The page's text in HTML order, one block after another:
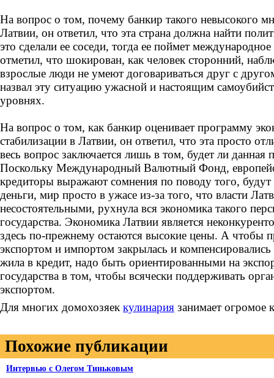
На вопрос о том, почему банкир такого невысокого
Латвии, он ответил, что эта страна должна найти
это сделали ее соседи, тогда ее поймет
отметил, что шокирован, как человек сторонний,
взрослые люди не умеют договариваться друг с
назвал эту ситуацию ужасной и настоящим
уровнях.
На вопрос о том, как банкир оценивает программу
стабилизации в Латвии, он ответил, что эта просто
весь вопрос заключается лишь в том, будет ли данная
Поскольку Международный Валютный Фонд,
кредиторы выражают сомнения по поводу того,
деньги, мир просто в ужасе из-за того, что власти
несостоятельными, рухнула вся экономика такого
государства. Экономика Латвии является
здесь по-прежнему остаются высокие цены. А чтобы
экспортом и импортом закрылась и
жила в кредит, надо быть ориентированными на
государства в том, чтобы всячески поддерживать
экспортом.
Для многих домохозяеккулинария занимает огромое
Похожие публикации
Интервью с Олегом Тиньковым